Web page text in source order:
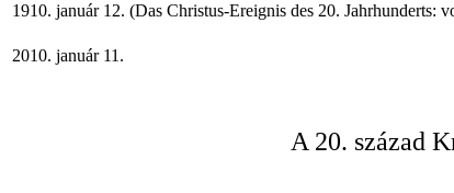
1910. január 12. (Das Christus-Ereignis des 20. Jahrhunderts:
2010. január 11.
A 20. század